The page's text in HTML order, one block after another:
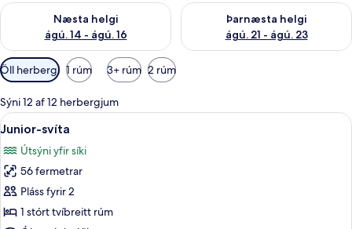
Næsta helgi
ágú. 14 - ágú. 16
Athuga framboð næstu helgi ágú. 14 - ágú. 16
Þarnæsta helgi
ágú. 21 - ágú. 23
Athuga framboð þarnæstu
Síur
í
boði
fyrir
herbergi
Öll herbergi 1 rúm 3+ rúm 2 rúm
Sýni 12 af 12 herbergjum
Skoða
allar
myndir
fyrir
Junior-
svíta
Junior-svíta | Öryggishólf í
7
Junior-svíta
Útsýni yfir síki
56 fermetrar
Pláss fyrir 2
1 stórt tvíbreitt rúm